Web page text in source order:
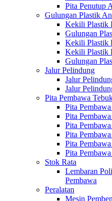
Pita Penutup
Gulungan Plastik
Kekili Plastik
Gulungan
Kekili Plastik
Kekili Plastik
Gulungan
Jalur Pelindung
Jalur
Jalur
Pita Pembawa
Pita
Pita
Pita
Pita
Pita
Pita
Stok Rata
Lembaran
Pembawa
Peralatan
Mesin